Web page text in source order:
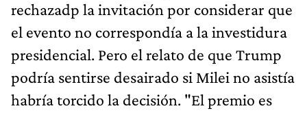
rechazadp la invitación por considerar que
el evento no correspondía a la investidura
presidencial. Pero el relato de que Trump
podría sentirse desairado si Milei no asistía
habría torcido la decisión. "El premio es